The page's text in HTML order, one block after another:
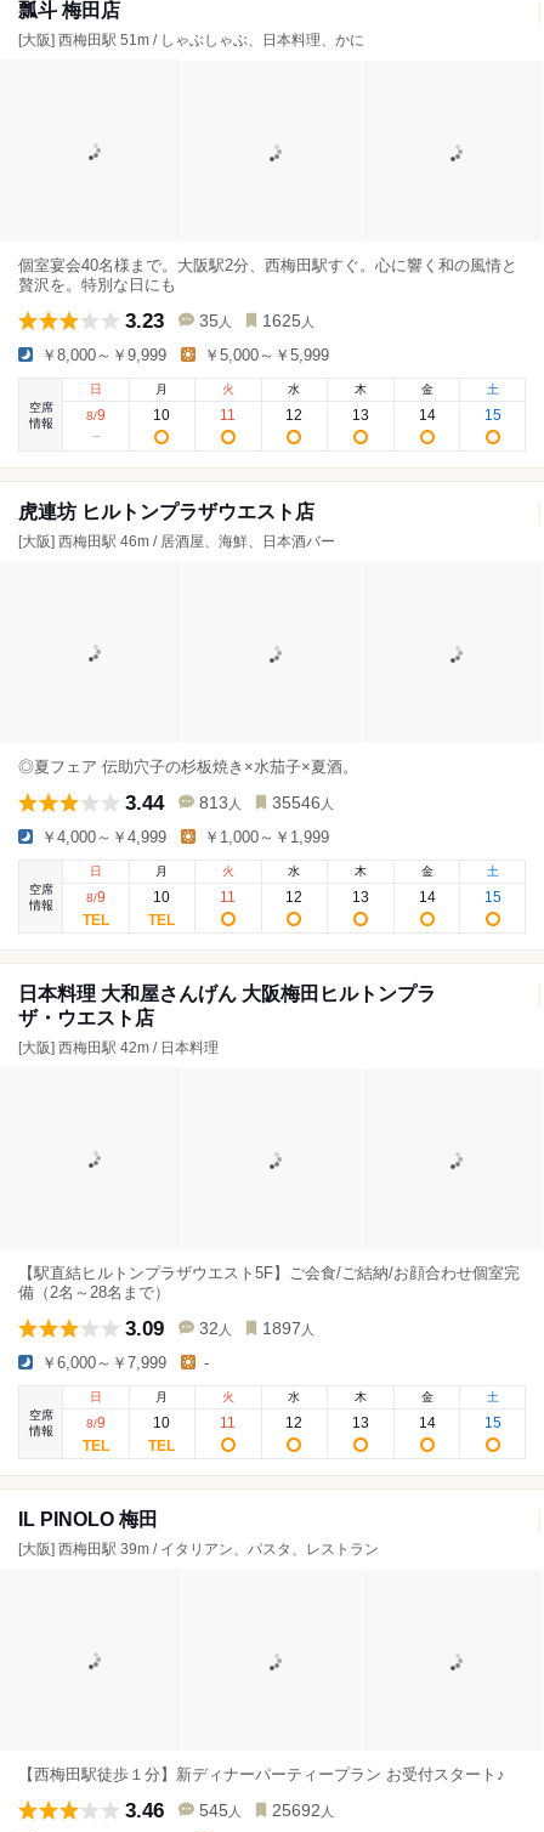
瓢斗 梅田店
[大阪] 西梅田駅 51m / しゃぶしゃぶ、日本料理、かに
個室宴会40名様まで。大阪駅2分、西梅田駅すぐ。心に響く和の風情と
贅沢を。特別な日にも
3.23 35 人 1625 人
￥8,000～￥9,999 ￥5,000～￥5,999
空席
情報
日
8/9
月
10
火
11
水
12
木
13
金
14
土
15
虎連坊 ヒルトンプラザウエスト店
[大阪] 西梅田駅 46m / 居酒屋、海鮮、日本酒バー
◎夏フェア 伝助穴子の杉板焼き×水茄子×夏酒。
3.44 813 人 35546 人
￥4,000～￥4,999 ￥1,000～￥1,999
空席
情報
日
8/9
月
10
火
11
水
12
木
13
金
14
土
15
日本料理 大和屋さんげん 大阪梅田ヒルトンプラ
ザ・ウエスト店
[大阪] 西梅田駅 42m / 日本料理
【駅直結ヒルトンプラザウエスト5F】ご会食/ご結納/お顔合わせ個室完
備（2名～28名まで）
3.09 32 人 1897 人
￥6,000～￥7,999 -
空席
情報
日
8/9
月
10
火
11
水
12
木
13
金
14
土
15
IL PINOLO 梅田
[大阪] 西梅田駅 39m / イタリアン、パスタ、レストラン
【西梅田駅徒歩１分】新ディナーパーティープラン お受付スタート♪
3.46 545 人 25692 人